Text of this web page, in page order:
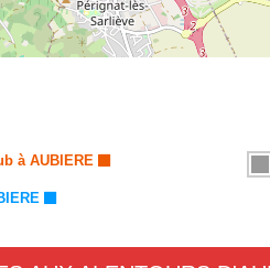
à AUBIERE